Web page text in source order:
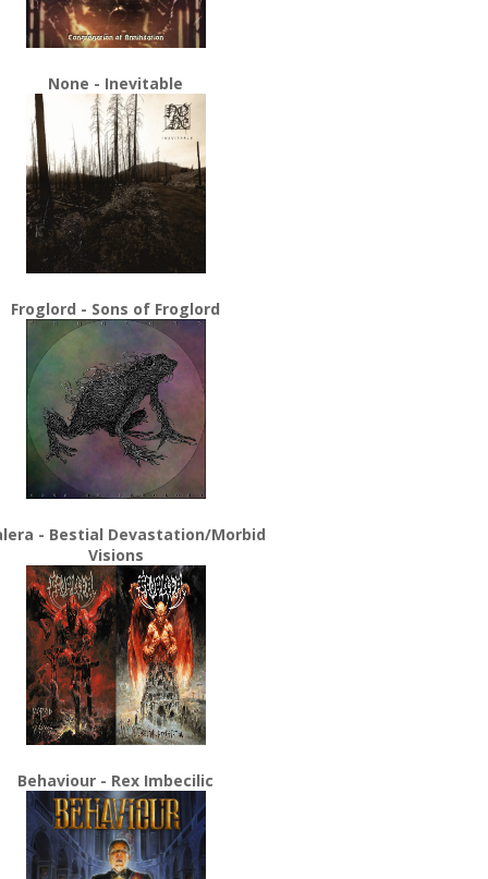
None - Inevitable
Froglord - Sons of Froglord
- Bestial Devastation/Morbid
Visions
Behaviour - Rex Imbecilic